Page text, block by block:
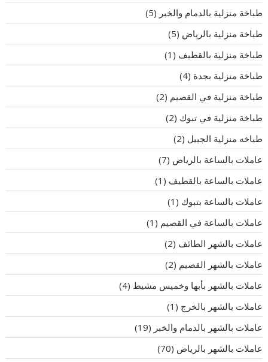
طباخة منزلية بالدمام والخبر (5)
طباخة منزلية بالرياض (5)
طباخة منزلية بالقطيف (1)
طباخة منزلية بجدة (4)
طباخة منزلية في القصيم (2)
طباخة منزلية في تبوك (2)
طباخه منزلية الجبيل (2)
عاملات بالساعة بالرياض (7)
عاملات بالساعة بالقطيف (1)
عاملات بالساعة بتبوك (1)
عاملات بالساعة في القصيم (1)
عاملات بالشهر الطائف (2)
عاملات بالشهر القصيم (2)
عاملات بالشهر بأبها وخميس مشيط (4)
عاملات بالشهر بالخرج (1)
عاملات بالشهر بالدمام والخبر (19)
عاملات بالشهر بالرياض (70)